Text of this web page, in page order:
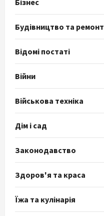
Будівництво та ремонт
Відомі постаті
Війни
Військова техніка
Дім і сад
Законодавство
Здоров'я та краса
Їжа та кулінарія